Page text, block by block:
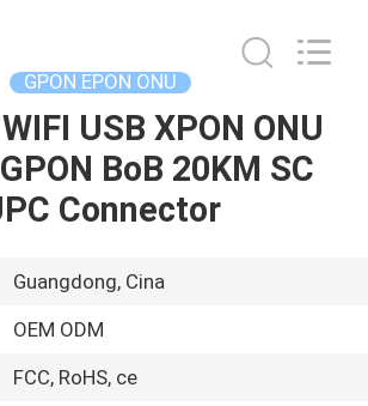
GPON EPON ONU
USB XPON ONU
BoB 20KM SC
Connector
Guangdong, Cina
OEM ODM
FCC, RoHS, ce